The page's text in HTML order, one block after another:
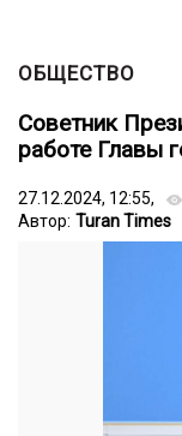
ОБЩЕСТВО
Советник
работе Главы
27.12.2024, 12:55,
Автор: Turan Times